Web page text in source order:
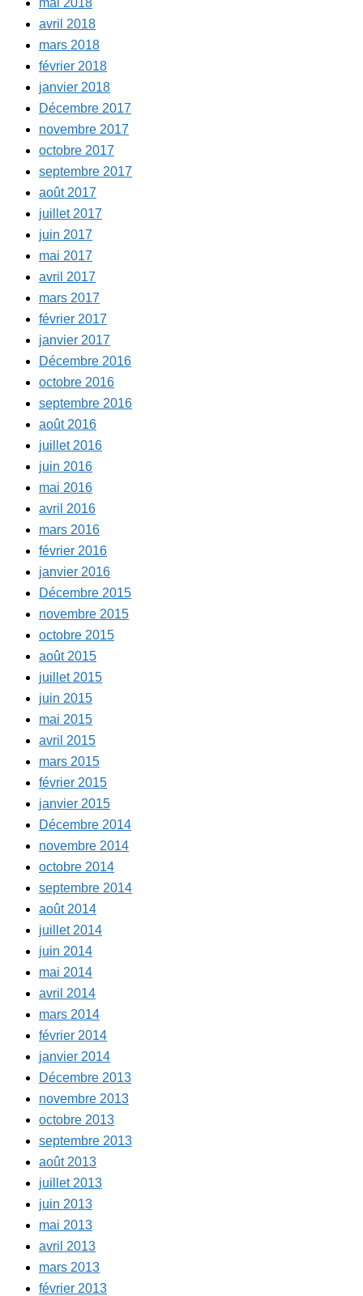
avril 2018
mars 2018
février 2018
janvier 2018
Décembre 2017
novembre 2017
octobre 2017
septembre 2017
août 2017
juillet 2017
juin 2017
mai 2017
avril 2017
mars 2017
février 2017
janvier 2017
Décembre 2016
octobre 2016
septembre 2016
août 2016
juillet 2016
juin 2016
mai 2016
avril 2016
mars 2016
février 2016
janvier 2016
Décembre 2015
novembre 2015
octobre 2015
août 2015
juillet 2015
juin 2015
mai 2015
avril 2015
mars 2015
février 2015
janvier 2015
Décembre 2014
novembre 2014
octobre 2014
septembre 2014
août 2014
juillet 2014
juin 2014
mai 2014
avril 2014
mars 2014
février 2014
janvier 2014
Décembre 2013
novembre 2013
octobre 2013
septembre 2013
août 2013
juillet 2013
juin 2013
mai 2013
avril 2013
mars 2013
février 2013